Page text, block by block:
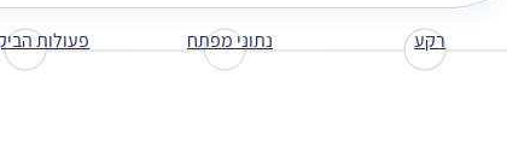
רקע נתוני מפתח פעולות